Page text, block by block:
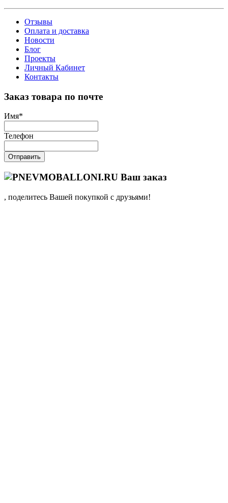
Отзывы
Оплата и доставка
Новости
Блог
Проекты
Личный Кабинет
Контакты
Заказ товара по почте
Имя*
Телефон
Отправить
Ваш заказ
, поделитесь Вашей покупкой с друзьями!